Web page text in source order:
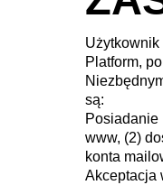
Platform,
są:
Posiadanie
www, (2)
konta
Akceptacja